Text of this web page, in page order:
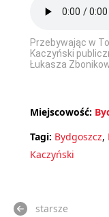
Przebywając w
Kaczyński
Łukasza
Miejscowość:
Tagi: Bydgoszcz,
Kaczyński
starsze